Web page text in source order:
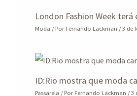
London Fashion Week
Moda / PorFernando Lackman /3 de
ID:Rio mostra que moda
Passarela / PorFernando Lackman /3